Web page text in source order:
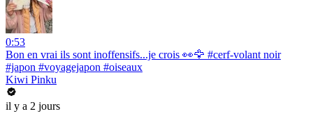
0:53
Bon en vrai ils sont inoffensifs...je crois 👀🦅 #cerf-volant noir
#japon #voyagejapon #oiseaux
Kiwi Pinku
il y a 2 jours